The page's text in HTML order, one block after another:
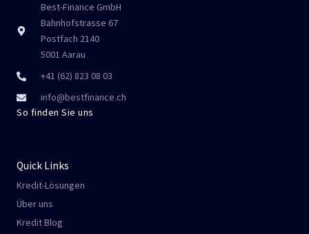
Best-Finance GmbH
Bahnhofstrasse 67
Postfach 2140
5001 Aarau
+41 (62) 823 08 03
info@bestfinance.ch
So finden Sie uns
Quick Links
Kredit-Lösungen
Über uns
Kredit Blog